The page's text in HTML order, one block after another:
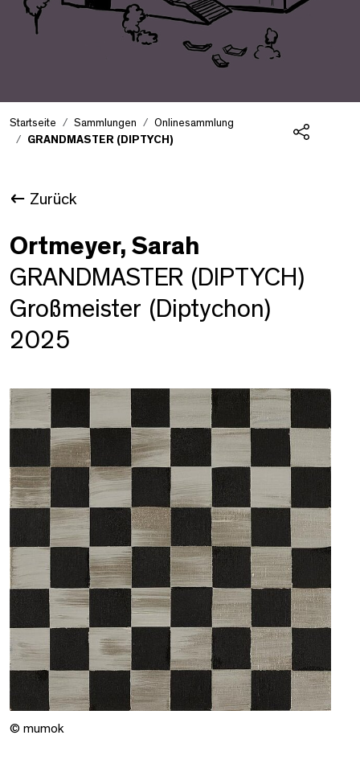
Startseite Sammlungen
Onlinesammlung
GRANDMASTER (DIPTYCH)
Zurück
Ortmeyer, Sarah
GRANDMASTER (DIPTYCH)
Großmeister (Diptychon)
2025
© mumok